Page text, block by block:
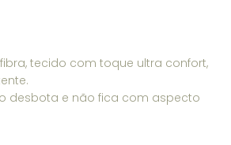
tecido com toque ultra confort,
desbota e não fica com aspecto